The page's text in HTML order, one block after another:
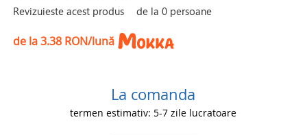
Revizuieste acest produs de la0 persoane
de la 3.38 RON/lună
La comanda
termen estimativ: 5-7 zile lucratoare